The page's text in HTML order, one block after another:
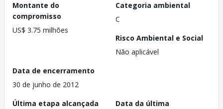
Montante do
compromisso
US$ 3.75 milhões
Categoria ambiental
C
Risco Ambiental e Social
Não aplicável
Data de encerramento
30 de junho de 2012
Última etapa alcançada
Data da última